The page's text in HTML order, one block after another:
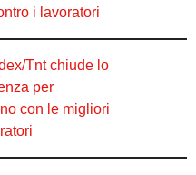
i lavoratori
Tnt chiude lo
per
con le migliori